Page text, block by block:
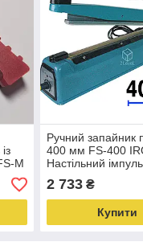
M
Ручний запайник
400 мм FS-400
Настільний
запайник пакетів
2 733₴
Купити